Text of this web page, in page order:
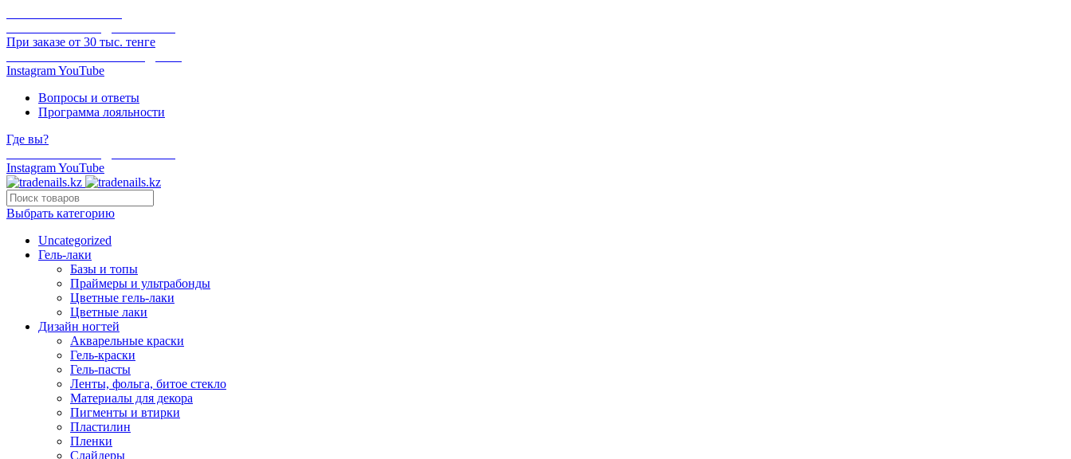
При заказе от 30 тыс. тенге
InstagramYouTube
Вопросы и ответы
Программа лояльности
Где вы?
InstagramYouTube
Выбрать категорию
Uncategorized
Гель-лаки
Базы и топы
Праймеры и ультрабонды
Цветные гель-лаки
Цветные лаки
Дизайн ногтей
Акварельные краски
Гель-краски
Гель-пасты
Ленты, фольга, битое стекло
Материалы для декора
Пигменты и втирки
Пластилин
Пленки
Слайдеры